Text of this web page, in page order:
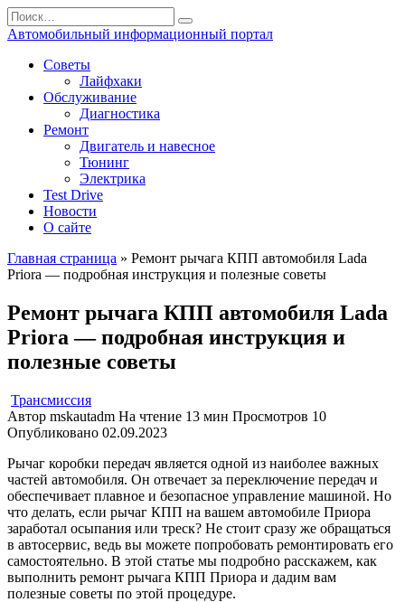
Перейти
к
Search
for:
Автомобильный информационный портал
Советы
Лайфхаки
Обслуживание
Диагностика
Ремонт
Двигатель и навесное
Тюнинг
Электрика
Test Drive
Новости
О сайте
Главная страница » Ремонт рычага КПП автомобиля Lada
Priora — подробная инструкция и полезные советы
Ремонт рычага КПП автомобиля Lada
Priora — подробная инструкция и
полезные советы
Трансмиссия
Автор mskautadm На чтение 13 мин Просмотров 10
Опубликовано 02.09.2023
Рычаг коробки передач является одной из наиболее важных
частей автомобиля. Он отвечает за переключение передач и
обеспечивает плавное и безопасное управление машиной. Но
что делать, если рычаг КПП на вашем автомобиле Приора
заработал осыпания или треск? Не стоит сразу же обращаться
в автосервис, ведь вы можете попробовать ремонтировать его
самостоятельно. В этой статье мы подробно расскажем, как
выполнить ремонт рычага КПП Приора и дадим вам
полезные советы по этой процедуре.